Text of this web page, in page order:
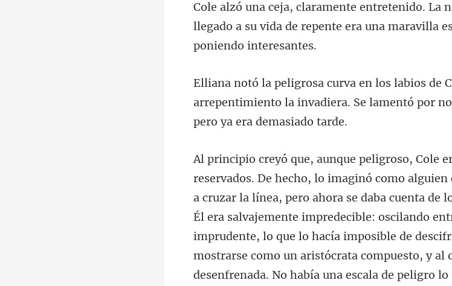
llegado a su vida de repente era una marav
arrepentimiento la invadiera. Se lamentó por
ahora se daba cuenta de
Él era salvajemente impredecible: oscilando
imprudente, lo que lo hacía imposible de descif